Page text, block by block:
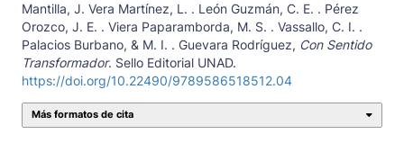
Mantilla, J. Vera Martínez, L. . León Guzmán, C. E. . Pérez
Orozco, J. E. . Viera Paparamborda, M. S. . Vassallo, C. I. .
Palacios Burbano, & M. I. . Guevara Rodríguez, Con Sentido
Transformador. Sello Editorial UNAD.
https://doi.org/10.22490/9789586518512.04
Más formatos de cita